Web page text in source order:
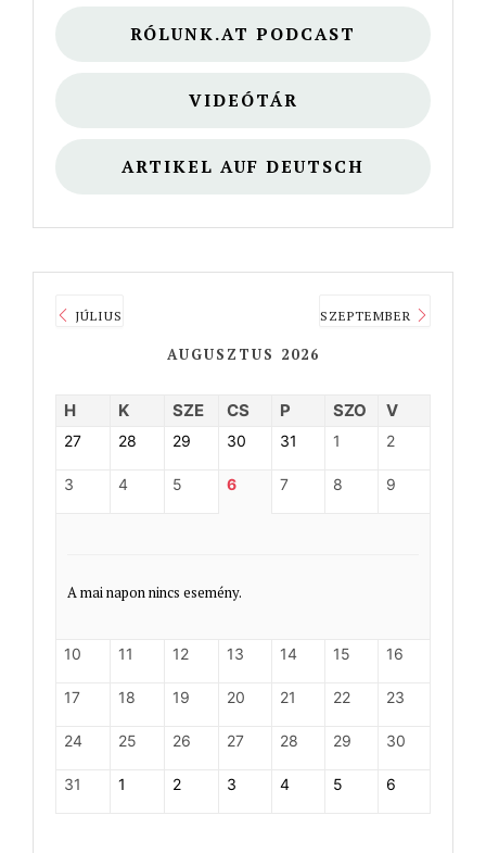
RÓLUNK.AT PODCAST
VIDEÓTÁR
ARTIKEL AUF DEUTSCH
JÚLIUS
AUGUSZTUS 2026
SZEPTEMBER
H K SZE CS P SZO V
27 28 29 30 31 1 2
3 4 5 6 7 8 9
A mai napon nincs esemény.
10 11 12 13 14 15 16
17 18 19 20 21 22 23
24 25 26 27 28 29 30
31 1 2 3 4 5 6